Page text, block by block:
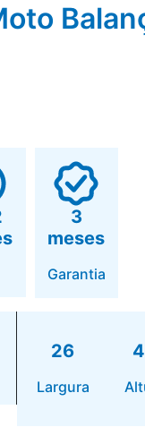
3
meses
Garantia
26
Largura